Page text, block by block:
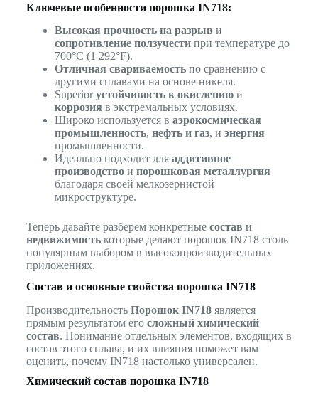
Ключевые особенности порошка IN718:
Высокая прочность на разрыв и
сопротивление ползучестипри температуре до
700°C (1 292°F).
Отличная свариваемостьпо сравнению с
другими сплавами на основе никеля.
Superiorустойчивость к окислениюи
коррозия в экстремальных условиях.
Широко используется в аэрокосмическая
промышленность, нефть и газ, и энергия
промышленности.
Идеально подходит для аддитивное
производствои порошковая металлургия
благодаря своей мелкозернистой
микроструктуре.
Теперь давайте разберем конкретные состав и
недвижимостькоторые делают порошок IN718 столь
популярным выбором в высокопроизводительных
приложениях.
Состав и основные свойства порошка IN718
Производительность Порошок IN718является
прямым результатом его сложный химический
состав. Понимание отдельных элементов, входящих в
состав этого сплава, и их влияния поможет вам
оценить, почему IN718 настолько универсален.
Химический состав порошка IN718